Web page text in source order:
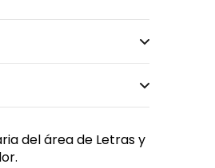
del área de Letras y